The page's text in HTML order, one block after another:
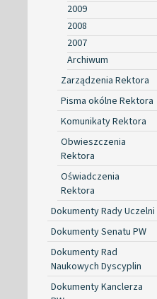
2009
2008
2007
Archiwum
Zarządzenia Rektora
Pisma okólne Rektora
Komunikaty Rektora
Obwieszczenia
Rektora
Oświadczenia
Rektora
Dokumenty Rady Uczelni
Dokumenty Senatu PW
Dokumenty Rad
Naukowych Dyscyplin
Dokumenty Kanclerza